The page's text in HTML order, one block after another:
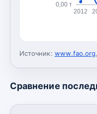
0,00 т
2012
Источник: www.fao.org,
Сравнение